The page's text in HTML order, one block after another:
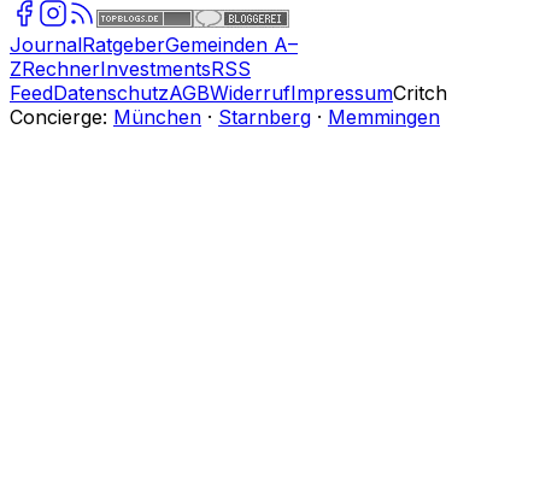
JournalRatgeberGemeinden A–
ZRechnerInvestmentsRSS
FeedDatenschutzAGBWiderrufImpressumCritch
Concierge: München · Starnberg · Memmingen